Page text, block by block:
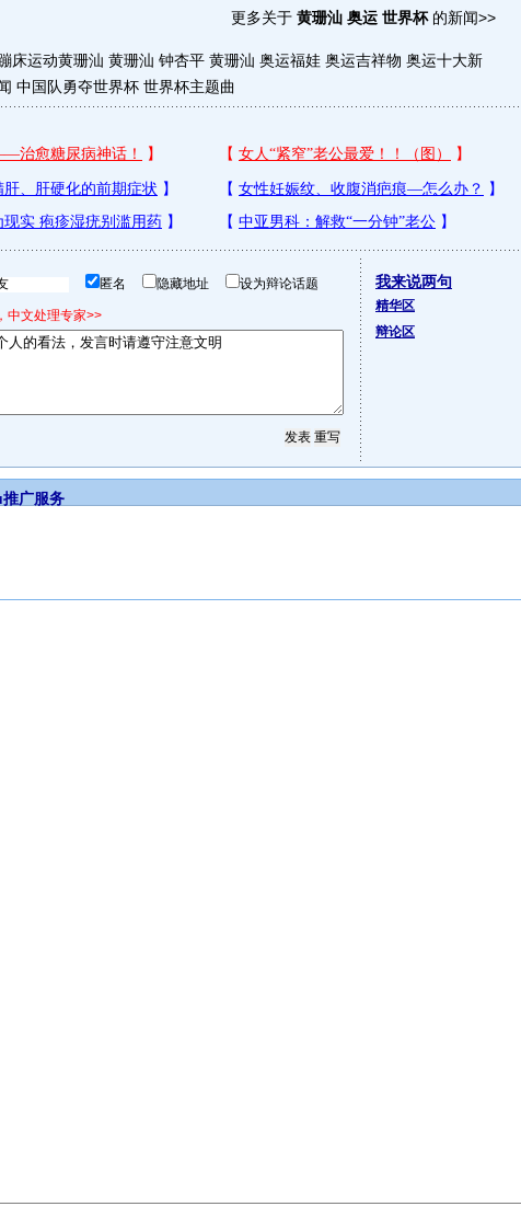
更多关于 黄珊汕 奥运 世界杯的新闻>>
床运动黄珊汕 黄珊汕 钟杏平 黄珊汕 奥运福娃 奥运吉祥物 奥运十大新
中国队勇夺世界杯 世界杯主题曲
匿名 隐藏地址 设为辩论话题
中文处理专家>>
我来说两句
精华区
辩论区
广服务